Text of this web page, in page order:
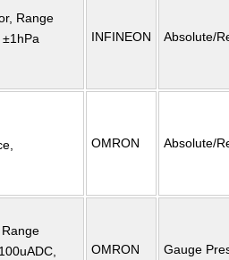
Range
INFINEON Absolute/
OMRON Absolute/
OMRON Gauge